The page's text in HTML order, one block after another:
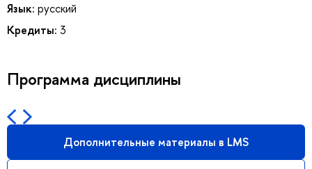
Язык: русский
Кредиты: 3
Программа дисциплины
Дополнительные материалы в LMS